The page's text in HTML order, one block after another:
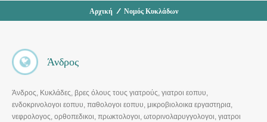
Αρχική / Νομός Κυκλάδων
Άνδρος
Άνδρος, Κυκλάδες, βρες όλους τους γιατρούς, γιατροι εοπυυ,
ενδοκρινολογοι εοπυυ, παθολογοι εοπυυ, μικροβιολοικα εργαστηρια,
νεφρολογος, ορθοπεδικοι, πρωκτολογοι, ωτορινολαρυγγολογοι, γιατροι